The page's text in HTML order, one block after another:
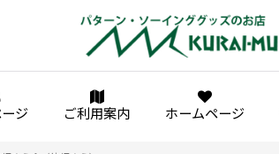
ジ ご利用案内 ホームページ